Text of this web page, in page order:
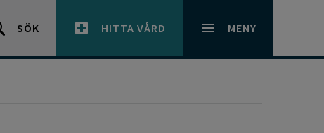
SÖK HITTA VÅRD MENY